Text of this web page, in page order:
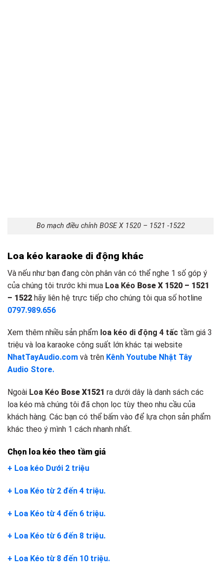
Bo mạch điều chỉnh BOSE X 1520 – 1521 -1522
Loa kéo karaoke di động khác
Và nếu như bạn đang còn phân vân có thể nghe 1 số góp ý
của chúng tôi trước khi mua Loa Kéo Bose X 1520 – 1521
– 1522 hãy liên hệ trực tiếp cho chúng tôi qua số hotline
0797.989.656
Xem thêm nhiều sản phẩm loa kéo di động 4 tấc tầm giá 3
triệu và loa karaoke công suất lớn khác tại website
NhatTayAudio.com và trên Kênh Youtube Nhật Tây
Audio Store.
Ngoài Loa Kéo Bose X1521 ra dưới dây là danh sách các
loa kéo mà chúng tôi đã chọn lọc tùy theo nhu cầu của
khách hàng. Các bạn có thể bấm vào để lựa chọn sản phẩm
khác theo ý mình 1 cách nhanh nhất.
Chọn loa kéo theo tầm giá
+ Loa kéo Dưới 2 triệu
+ Loa Kéo từ 2 đến 4 triệu.
+ Loa Kéo từ 4 đến 6 triệu.
+ Loa Kéo từ 6 đến 8 triệu.
+ Loa Kéo từ 8 đến 10 triệu.